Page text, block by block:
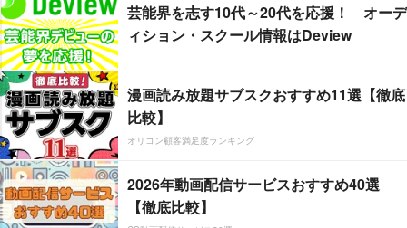
芸能界を志す10代～20代を応援！ オーデ
ィション・スクール情報はDeview
漫画読み放題サブスクおすすめ11選【徹底
比較】
オリコン顧客満足度ランキング
2026年動画配信サービスおすすめ40選
【徹底比較】